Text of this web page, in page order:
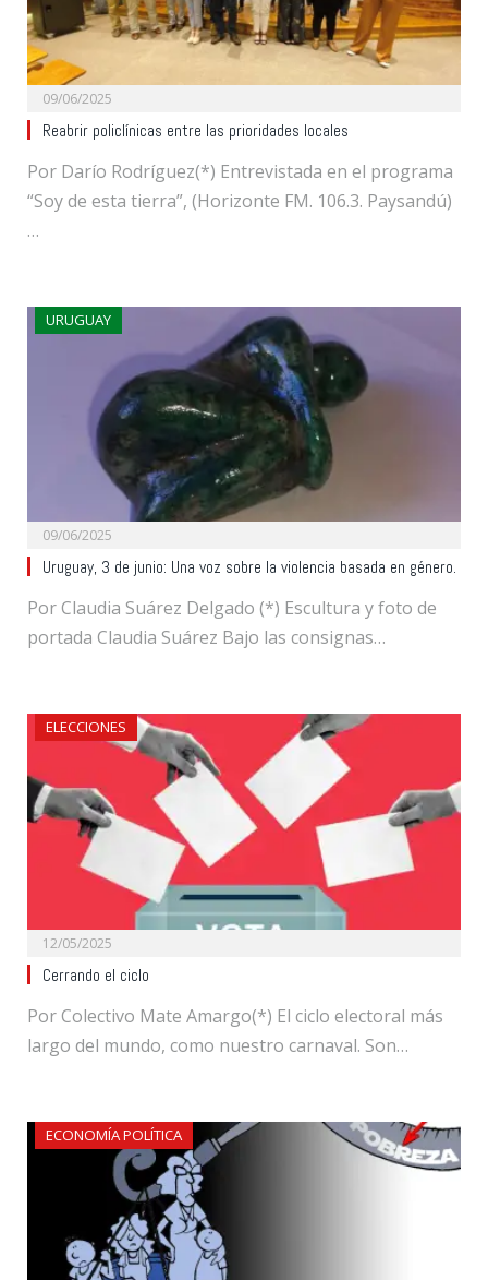
09/06/2025
Reabrir policlínicas entre las prioridades locales
Por Darío Rodríguez(*) Entrevistada en el programa
“Soy de esta tierra”, (Horizonte FM. 106.3. Paysandú)
…
URUGUAY
09/06/2025
Uruguay, 3 de junio: Una voz sobre la violencia basada en género.
Por Claudia Suárez Delgado (*) Escultura y foto de
portada Claudia Suárez Bajo las consignas…
ELECCIONES
12/05/2025
Cerrando el ciclo
Por Colectivo Mate Amargo(*) El ciclo electoral más
largo del mundo, como nuestro carnaval. Son…
ECONOMÍA POLÍTICA